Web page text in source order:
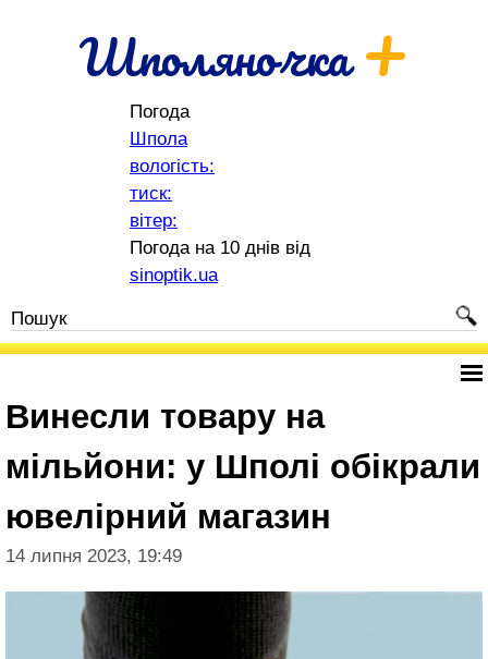
Шполяночка+
Погода
Шпола
вологість:
тиск:
вітер:
Погода на 10 днів від
sinoptik.ua
Винесли товару на
мільйони: у Шполі обікрали
ювелірний магазин
14 липня 2023, 19:49